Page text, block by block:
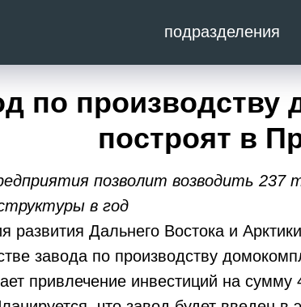
подразделения
по производству
построят в
позволит возводить
в год
развития Дальнего Востока и
завода по производству
привлечение инвестиций на